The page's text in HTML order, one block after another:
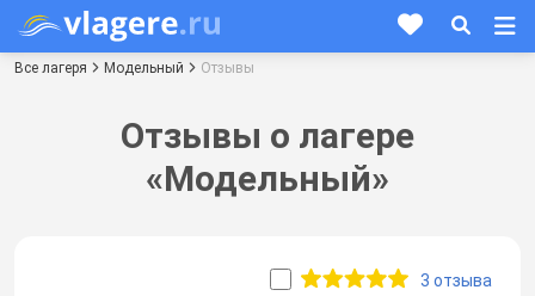
Все лагеря Модельный Отзывы
Отзывы о лагере
«Модельный»
3 отзыва